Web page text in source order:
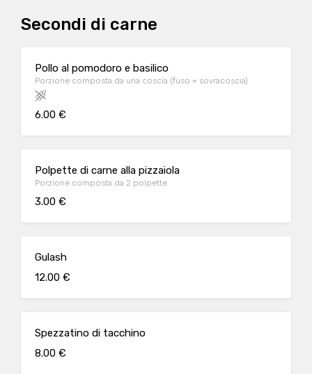
Secondi di carne
Pollo al pomodoro e basilico
Porzione composta da una coscia (fuso + sovracoscia)
6.00 €
Polpette di carne alla pizzaiola
Porzione composta da 2 polpette
3.00 €
Gulash
12.00 €
Spezzatino di tacchino
8.00 €